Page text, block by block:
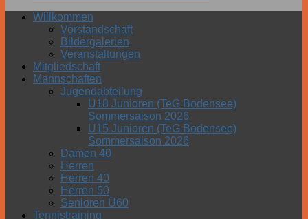
Willkommen
Vorstandschaft
Bildergalerien
Veranstaltungen
Mitgliedschaft
Mannschaften
Jugendabteilung
U18 Junioren (TeG Bodensee)
Sommersaison 2026
U15 Junioren (TeG Bodensee)
Sommersaison 2026
Damen 40
Herren
Herren 40
Herren 50
Senioren Ü60
Tennistraining